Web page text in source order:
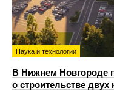
Наука и технологии
В Нижнем Новгороде
о строительстве